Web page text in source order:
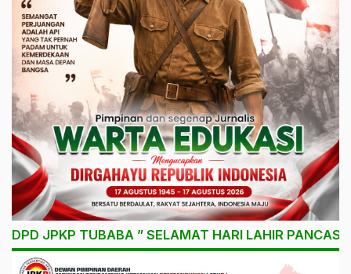
DPD JPKP TUBABA ” SELAMAT HARI LAHIR